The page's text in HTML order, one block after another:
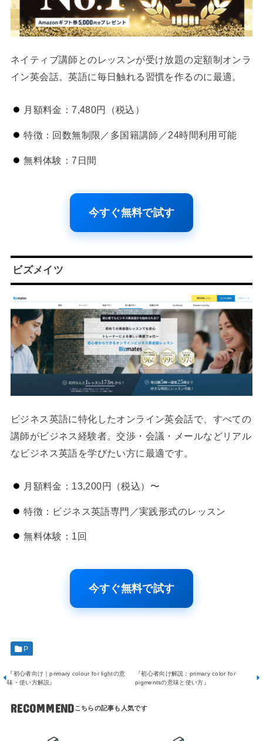
ネイティブ講師とのレッスンが受け放題の定額制オンラ
イン英会話。英語に毎日触れる習慣を作るのに最適。
月額料金：7,480円（税込）
特徴：回数無制限／多国籍講師／24時間利用可能
無料体験：7日間
今すぐ無料で試す
ビズメイツ
ビジネス英語に特化したオンライン英会話で、すべての
講師がビジネス経験者。交渉・会議・メールなどリアル
なビジネス英語を学びたい方に最適です。
月額料金：13,200円（税込）〜
特徴：ビジネス英語専門／実践形式のレッスン
無料体験：1回
今すぐ無料で試す
P
『初心者向け｜primary colour for lightの意
味・使い方解説』
『初心者向け解説：primary color for
pigmentsの意味と使い方』
RECOMMEND